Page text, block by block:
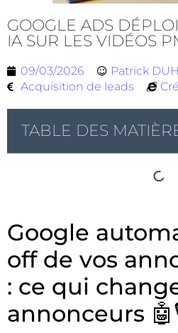
GOOGLE ADS
IA SUR LES VIDÉOS
09/03/2026 Patrick
Acquisition de leads
TABLE DES
Google
off de vos
: ce qui
annonceurs